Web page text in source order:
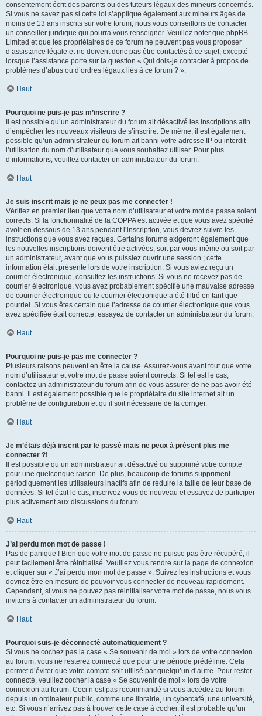
consentement écrit des parents ou des tuteurs légaux des mineurs concernés.
Si vous ne savez pas si cette loi s’applique également aux mineurs âgés de
moins de 13 ans inscrits sur votre forum, nous vous conseillons de contacter
un conseiller juridique qui pourra vous renseigner. Veuillez noter que phpBB
Limited et que les propriétaires de ce forum ne peuvent pas vous proposer
d’assistance légale et ne doivent donc pas être contactés à ce sujet, excepté
lorsque l’assistance porte sur la question « Qui dois-je contacter à propos de
problèmes d’abus ou d’ordres légaux liés à ce forum ? ».
Haut
Pourquoi ne puis-je pas m’inscrire ?
Il est possible qu’un administrateur du forum ait désactivé les inscriptions afin
d’empêcher les nouveaux visiteurs de s’inscrire. De même, il est également
possible qu’un administrateur du forum ait banni votre adresse IP ou interdit
l’utilisation du nom d’utilisateur que vous souhaitez utiliser. Pour plus
d’informations, veuillez contacter un administrateur du forum.
Haut
Je suis inscrit mais je ne peux pas me connecter !
Vérifiez en premier lieu que votre nom d’utilisateur et votre mot de passe soient
corrects. Si la fonctionnalité de la COPPA est activée et que vous avez spécifié
avoir en dessous de 13 ans pendant l’inscription, vous devrez suivre les
instructions que vous avez reçues. Certains forums exigeront également que
les nouvelles inscriptions doivent être activées, soit par vous-même ou soit par
un administrateur, avant que vous puissiez ouvrir une session ; cette
information était présente lors de votre inscription. Si vous aviez reçu un
courrier électronique, consultez les instructions. Si vous ne recevez pas de
courrier électronique, vous avez probablement spécifié une mauvaise adresse
de courrier électronique ou le courrier électronique a été filtré en tant que
pourriel. Si vous êtes certain que l’adresse de courrier électronique que vous
avez spécifiée était correcte, essayez de contacter un administrateur du forum.
Haut
Pourquoi ne puis-je pas me connecter ?
Plusieurs raisons peuvent en être la cause. Assurez-vous avant tout que votre
nom d’utilisateur et votre mot de passe soient corrects. Si tel est le cas,
contactez un administrateur du forum afin de vous assurer de ne pas avoir été
banni. Il est également possible que le propriétaire du site internet ait un
problème de configuration et qu’il soit nécessaire de la corriger.
Haut
Je m’étais déjà inscrit par le passé mais ne peux à présent plus me
connecter ?!
Il est possible qu’un administrateur ait désactivé ou supprimé votre compte
pour une quelconque raison. De plus, beaucoup de forums suppriment
périodiquement les utilisateurs inactifs afin de réduire la taille de leur base de
données. Si tel était le cas, inscrivez-vous de nouveau et essayez de participer
plus activement aux discussions du forum.
Haut
J’ai perdu mon mot de passe !
Pas de panique ! Bien que votre mot de passe ne puisse pas être récupéré, il
peut facilement être réinitialisé. Veuillez vous rendre sur la page de connexion
et cliquer sur « J’ai perdu mon mot de passe ». Suivez les instructions et vous
devriez être en mesure de pouvoir vous connecter de nouveau rapidement.
Cependant, si vous ne pouvez pas réinitialiser votre mot de passe, nous vous
invitons à contacter un administrateur du forum.
Haut
Pourquoi suis-je déconnecté automatiquement ?
Si vous ne cochez pas la case « Se souvenir de moi » lors de votre connexion
au forum, vous ne resterez connecté que pour une période prédéfinie. Cela
permet d’éviter que votre compte soit utilisé par quelqu’un d’autre. Pour rester
connecté, veuillez cocher la case « Se souvenir de moi » lors de votre
connexion au forum. Ceci n’est pas recommandé si vous accédez au forum
depuis un ordinateur public, comme une librairie, un cybercafé, une université,
etc. Si vous n’arrivez pas à trouver cette case à cocher, il est probable qu’un